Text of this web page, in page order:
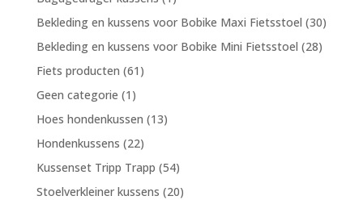
product
Bekleding en kussens voor Bobike Maxi Fietsstoel 3030
Bekleding en kussens voor Bobike Mini Fietsstoel 2828
Fiets producten 61 61
Geen categorie 1 1
product
Hoes hondenkussen 1313
Hondenkussens 2222
producten
Kussenset Tripp Trapp 5454
producten
Stoelverkleiner kussens 2020